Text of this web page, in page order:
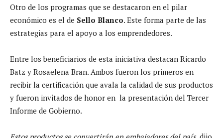
Otro de los programas que se destacaron en el pilar
económico es el de Sello Blanco. Este forma parte de las
estrategias para el apoyo a los emprendedores.
Entre los beneficiarios de esta iniciativa destacan Ricardo
Batz y Rosaelena Bran. Ambos fueron los primeros en
recibir la certificación que avala la calidad de sus productos
y fueron invitados de honor en la presentación del Tercer
Informe de Gobierno.